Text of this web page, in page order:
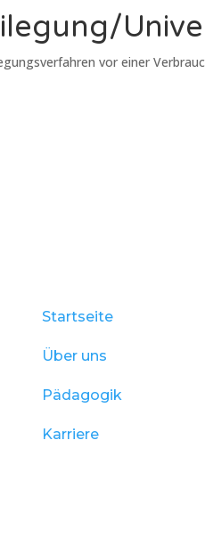
vor einer
Startseite
Über uns
Pädagogik
Karriere